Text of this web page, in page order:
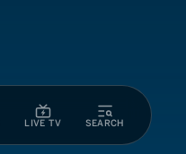
LIVE TV SEARCH